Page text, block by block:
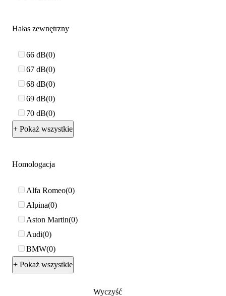
Hałas zewnętrzny
66 dB 0
67 dB 0
68 dB 0
69 dB 0
70 dB 0
+ Pokaż wszystkie
Homologacja
Alfa Romeo 0
Alpina 0
Aston Martin 0
Audi 0
BMW 0
+ Pokaż wszystkie
Wyczyść